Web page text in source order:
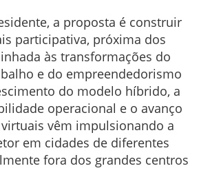
a proposta é construir
participativa, próxima dos
às transformações do
e do empreendedorismo
do modelo híbrido, a
operacional e o avanço
vêm impulsionando a
em cidades de diferentes
fora dos grandes centros